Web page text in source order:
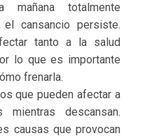
totalmente
el cansancio persiste.
tanto a la salud
lo que es importante
frenarla.
que pueden afectar a
descansan.
causas que provocan